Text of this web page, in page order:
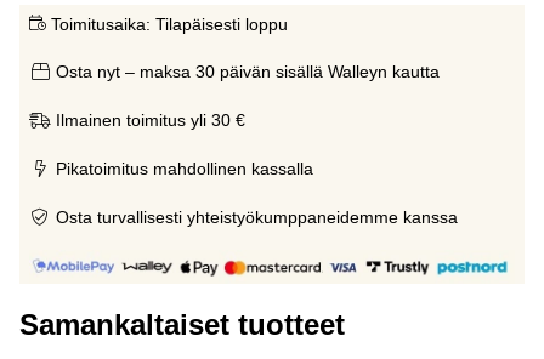
Toimitusaika: Tilapäisesti loppu
Osta nyt – maksa 30 päivän sisällä Walleyn kautta
Ilmainen toimitus yli 30 €
Pikatoimitus mahdollinen kassalla
Osta turvallisesti yhteistyökumppaneidemme kanssa
Samankaltaiset tuotteet